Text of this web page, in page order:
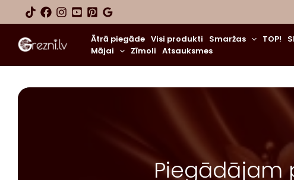
Ātrā piegāde Visi produkti Smaržas TOP!
Mājai
Zīmoli Atsauksmes
Piegādājam